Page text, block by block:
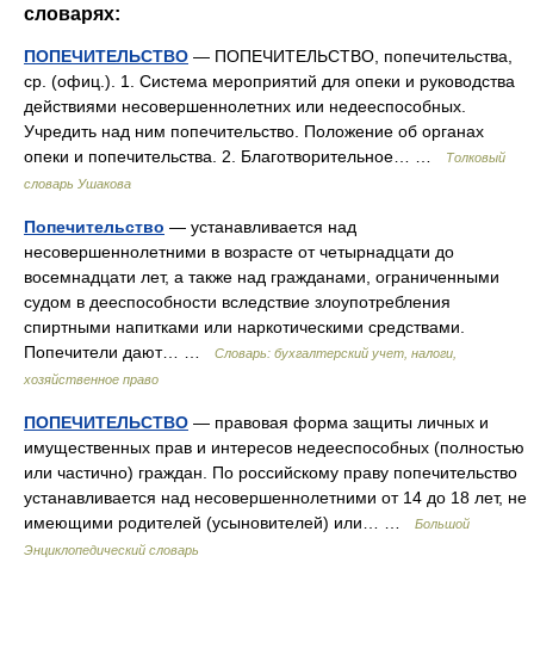
словарях:
ПОПЕЧИТЕЛЬСТВО — ПОПЕЧИТЕЛЬСТВО, попечительства,
ср. (офиц.). 1. Система мероприятий для опеки и руководства
действиями несовершеннолетних или недееспособных.
Учредить над ним попечительство. Положение об органах
опеки и попечительства. 2. Благотворительное… …
Толковый
словарь Ушакова
Попечительство — устанавливается над
несовершеннолетними в возрасте от четырнадцати до
восемнадцати лет, а также над гражданами, ограниченными
судом в дееспособности вследствие злоупотребления
спиртными напитками или наркотическими средствами.
Попечители дают… …
Словарь: бухгалтерский учет, налоги,
хозяйственное право
ПОПЕЧИТЕЛЬСТВО — правовая форма защиты личных и
имущественных прав и интересов недееспособных (полностью
или частично) граждан. По российскому праву попечительство
устанавливается над несовершеннолетними от 14 до 18 лет, не
имеющими родителей (усыновителей) или… …
Большой
Энциклопедический словарь